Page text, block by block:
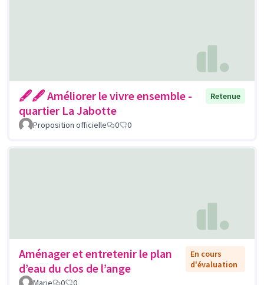
🖋🖋 Améliorer le vivre ensemble -
quartier La Jabotte
Retenue
Proposition officielle 0 0
Aménager et entretenir le plan
d’eau du clos de l’ange
En cours
d'évaluation
Marie
0 0